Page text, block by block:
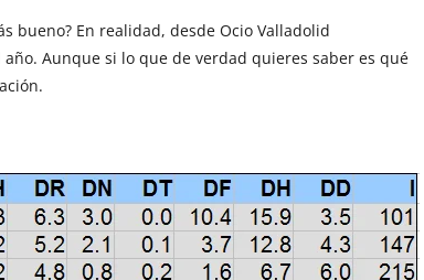
bueno? En realidad, desde Ocio Valladolid
Aunque si lo que de verdad quieres saber es qué